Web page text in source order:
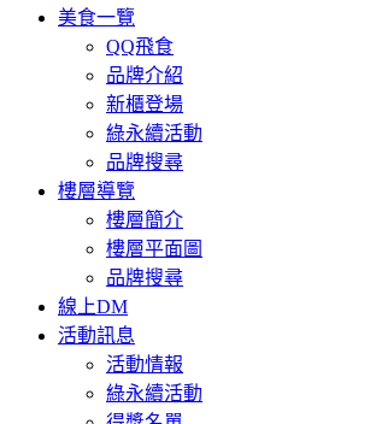
美食一覽
QQ飛食
品牌介紹
新櫃登場
綠永續活動
品牌搜尋
樓層導覽
樓層簡介
樓層平面圖
品牌搜尋
線上DM
活動訊息
活動情報
綠永續活動